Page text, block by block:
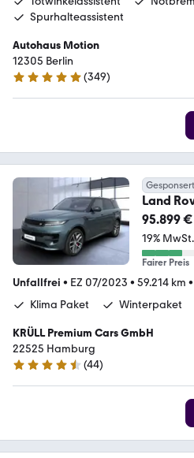
Spurhalteassistent
Autohaus Motion
12305 Berlin
5 Sterne
(349)
Gesponsert
Land
95.899 €
19% MwSt.
Fairer Preis
Unfallfrei • EZ 07/2023 • 59.214 km •
Klima Paket
Winterpaket
KRÜLL Premium Cars GmbH
22525 Hamburg
4.4 Sterne
(44)